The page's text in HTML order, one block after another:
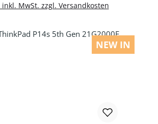
inkl. MwSt. zzgl. Versandkosten
NEW IN